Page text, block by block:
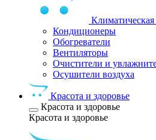
Климатическая
Кондиционеры
Обогреватели
Вентиляторы
Очистители и
Осушители воздуха
Красота и здоровье
Красота и здоровье
Красота и здоровье